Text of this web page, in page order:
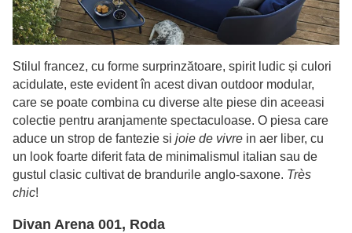
Stilul francez, cu forme surprinzătoare, spirit ludic și culori
acidulate, este evident în acest divan outdoor modular,
care se poate combina cu diverse alte piese din aceeasi
colectie pentru aranjamente spectaculoase. O piesa care
aduce un strop de fantezie si joie de vivre in aer liber, cu
un look foarte diferit fata de minimalismul italian sau de
gustul clasic cultivat de brandurile anglo-saxone. Très
chic!
Divan Arena 001, Roda